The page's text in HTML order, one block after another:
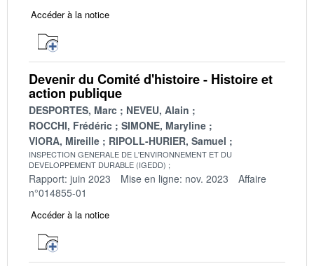
Accéder à la notice
Devenir du Comité d'histoire - Histoire et
action publique
DESPORTES, Marc
NEVEU, Alain
ROCCHI, Frédéric
SIMONE, Maryline
VIORA, Mireille
RIPOLL-HURIER, Samuel
INSPECTION GENERALE DE L'ENVIRONNEMENT ET DU
DEVELOPPEMENT DURABLE (IGEDD)
Rapport: juin 2023 Mise en ligne: nov. 2023
Affaire
n°014855-01
Accéder à la notice